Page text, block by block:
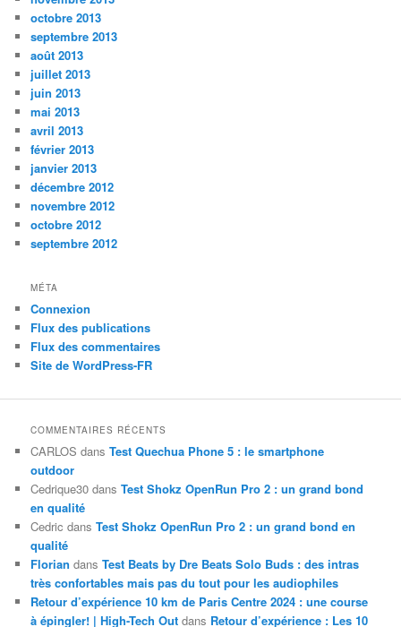
octobre 2013
septembre 2013
août 2013
juillet 2013
juin 2013
mai 2013
avril 2013
février 2013
janvier 2013
décembre 2012
novembre 2012
octobre 2012
septembre 2012
MÉTA
Connexion
Flux des publications
Flux des commentaires
Site de WordPress-FR
COMMENTAIRES RÉCENTS
CARLOS dansTest Quechua Phone 5 : le smartphone
outdoor
Cedrique30 dansTest Shokz OpenRun Pro 2 : un grand bond
en qualité
Cedric dansTest Shokz OpenRun Pro 2 : un grand bond en
qualité
Florian dansTest Beats by Dre Beats Solo Buds : des intras
très confortables mais pas du tout pour les audiophiles
Retour d’expérience 10 km de Paris Centre 2024 : une course
à épingler! | High-Tech Out dans Retour d’expérience : Les 10